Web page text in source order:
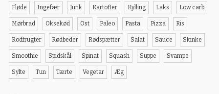
Fløde Ingefær Junk Kartofler Kylling Laks Low carb
Mørbrad Oksekød Ost Paleo Pasta Pizza Ris
Rodfrugter Rødbeder Rødspætter Salat Sauce Skinke
Smoothie Spidskål Spinat Squash Suppe Svampe
Sylte Tun Tærte Vegetar Æg